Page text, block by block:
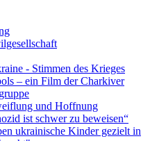
- Stimmen des Krieges
– ein Film der Charkiver
und Hoffnung
ist schwer zu beweisen“
ukrainische Kinder gezielt in